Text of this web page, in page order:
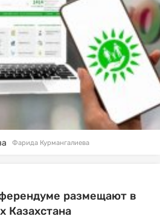
Фарида Курмангалиева
размещают в
Казахстана